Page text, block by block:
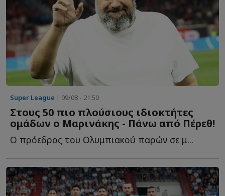
Super League | 09/08 - 21:50
Στους 50 πιο πλούσιους ιδιοκτήτες
ομάδων ο Μαρινάκης - Πάνω από Πέρεθ!
Ο πρόεδρος του Ολυμπιακού παρών σε μ...